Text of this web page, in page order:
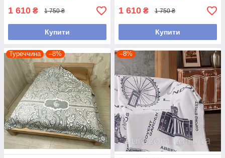
1 610 ₴ 1 750 ₴
Купити
1 610 ₴ 1 750 ₴
Купити
Туреччина –8% –8%